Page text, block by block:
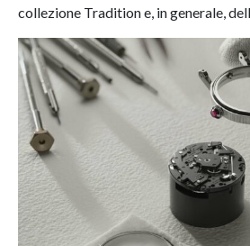
collezione Tradition e, in generale,